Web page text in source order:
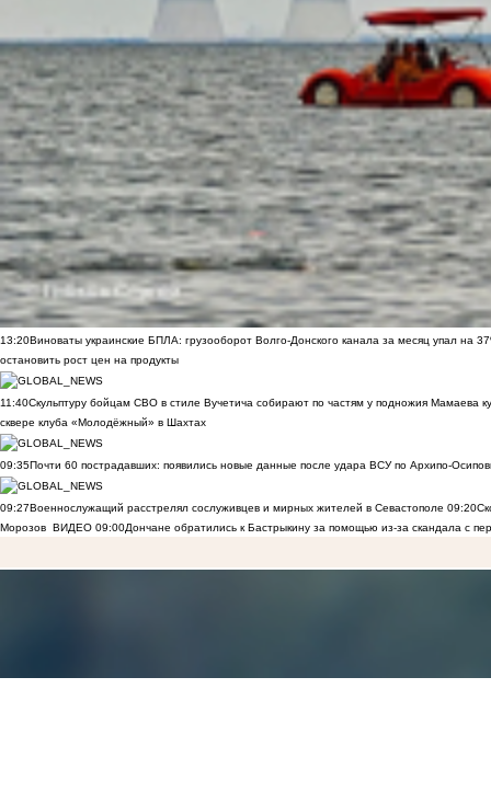
13:20Виноваты украинские БПЛА: грузооборот Волго-Донского канала за месяц упал на
остановить рост цен на продукты
11:40Скульптуру бойцам СВО в стиле Вучетича собирают по частям у подножия Мамаева
сквере клуба «Молодёжный» в Шахтах
09:35Почти 60 пострадавших: появились новые данные после удара ВСУ по Архипо-
09:27Военнослужащий расстрелял сослуживцев и мирных жителей в Севастополе 09:20
Морозов ВИДЕО 09:00Дончане обратились к Бастрыкину за помощью из-за скандала с